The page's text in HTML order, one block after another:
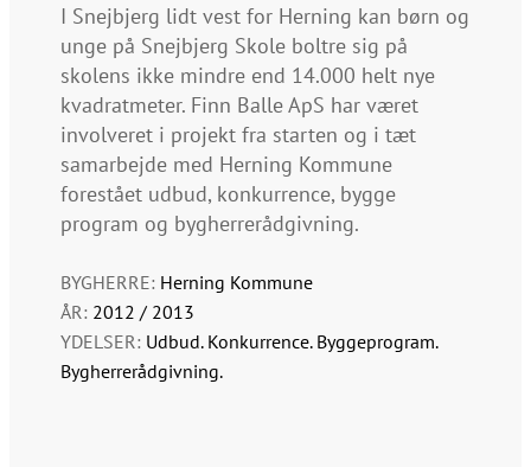
I Snejbjerg lidt vest for Herning kan børn og
unge på Snejbjerg Skole boltre sig på
skolens ikke mindre end 14.000 helt nye
kvadratmeter. Finn Balle ApS har været
involveret i projekt fra starten og i tæt
samarbejde med Herning Kommune
forestået udbud, konkurrence, bygge
program og bygherrerådgivning.
BYGHERRE: Herning Kommune
ÅR: 2012 / 2013
YDELSER: Udbud. Konkurrence. Byggeprogram.
Bygherrerådgivning.